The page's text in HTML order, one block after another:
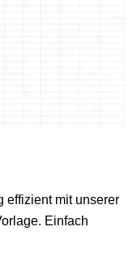
effizient mit unserer
Einfach